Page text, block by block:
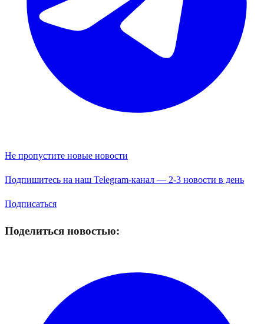
Не пропустите новые новости
Подпишитесь на наш Telegram-канал — 2-3 новости в день
Подписаться
Поделиться новостью: